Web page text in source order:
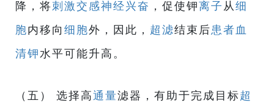
降，将刺激交感神经兴奋 ，促使钾离子 从细
胞内移向 细胞外，因此， 超滤结束后患者血
清钾水平可能升高。
（五） 选择高通量滤器，有助于完成目标超